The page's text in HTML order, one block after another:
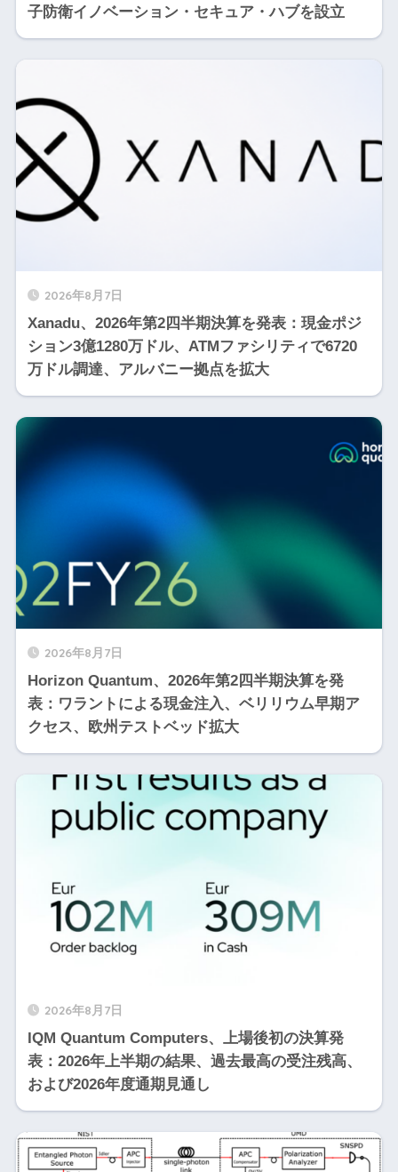
子防衛イノベーション・セキュア・ハブを設立
2026年8月7日
Xanadu、2026年第2四半期決算を発表：現金ポジ
ション3億1280万ドル、ATMファシリティで6720
万ドル調達、アルバニー拠点を拡大
2026年8月7日
Horizon Quantum、2026年第2四半期決算を発
表：ワラントによる現金注入、ベリリウム早期ア
クセス、欧州テストベッド拡大
2026年8月7日
IQM Quantum Computers、上場後初の決算発
表：2026年上半期の結果、過去最高の受注残高、
および2026年度通期見通し